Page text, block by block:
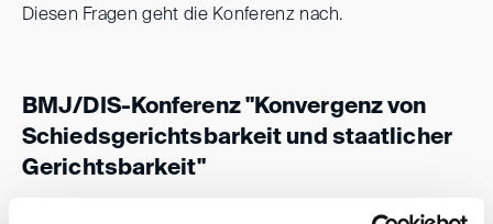
Diesen Fragen geht die Konferenz nach.
BMJ/DIS-Konferenz "Konvergenz von
Schiedsgerichtsbarkeit und staatlicher
Gerichtsbarkeit"